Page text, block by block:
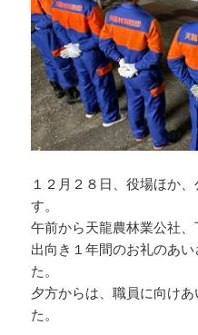
１２月２８日、役場ほか
す。
午前から天龍農林業公社
出向き１年間のお礼のあ
た。
夕方からは、職員に向け
た。